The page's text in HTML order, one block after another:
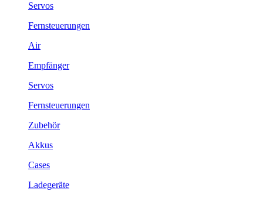
Servos
Fernsteuerungen
Air
Empfänger
Servos
Fernsteuerungen
Zubehör
Akkus
Cases
Ladegeräte